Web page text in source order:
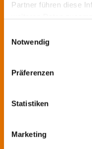
Partner führen diese
gesammelt haben.
Notwendig
Präferenzen
Statistiken
Marketing
Bismarckallee 1
48151 Münster
Postfach 3480
Telefon: 0251 5203-0
info@hwk-
Navigation